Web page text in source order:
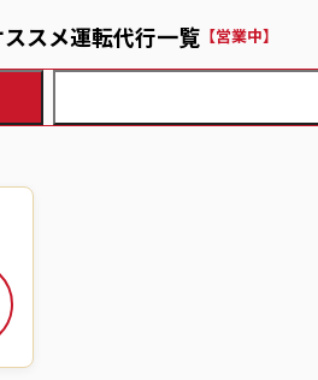
スメ運転代行一覧【営業中】